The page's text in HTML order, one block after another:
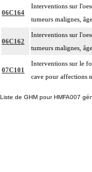
06C164
Interventions sur
tumeurs malignes,
06C162
Interventions sur
tumeurs malignes,
07C101
Interventions sur le
cave pour affections
Liste de GHM pour HMFA007